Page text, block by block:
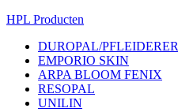
HPL Producten
DUROPAL/PFLEIDERER
EMPORIO SKIN
ARPA BLOOM FENIX
RESOPAL
UNILIN